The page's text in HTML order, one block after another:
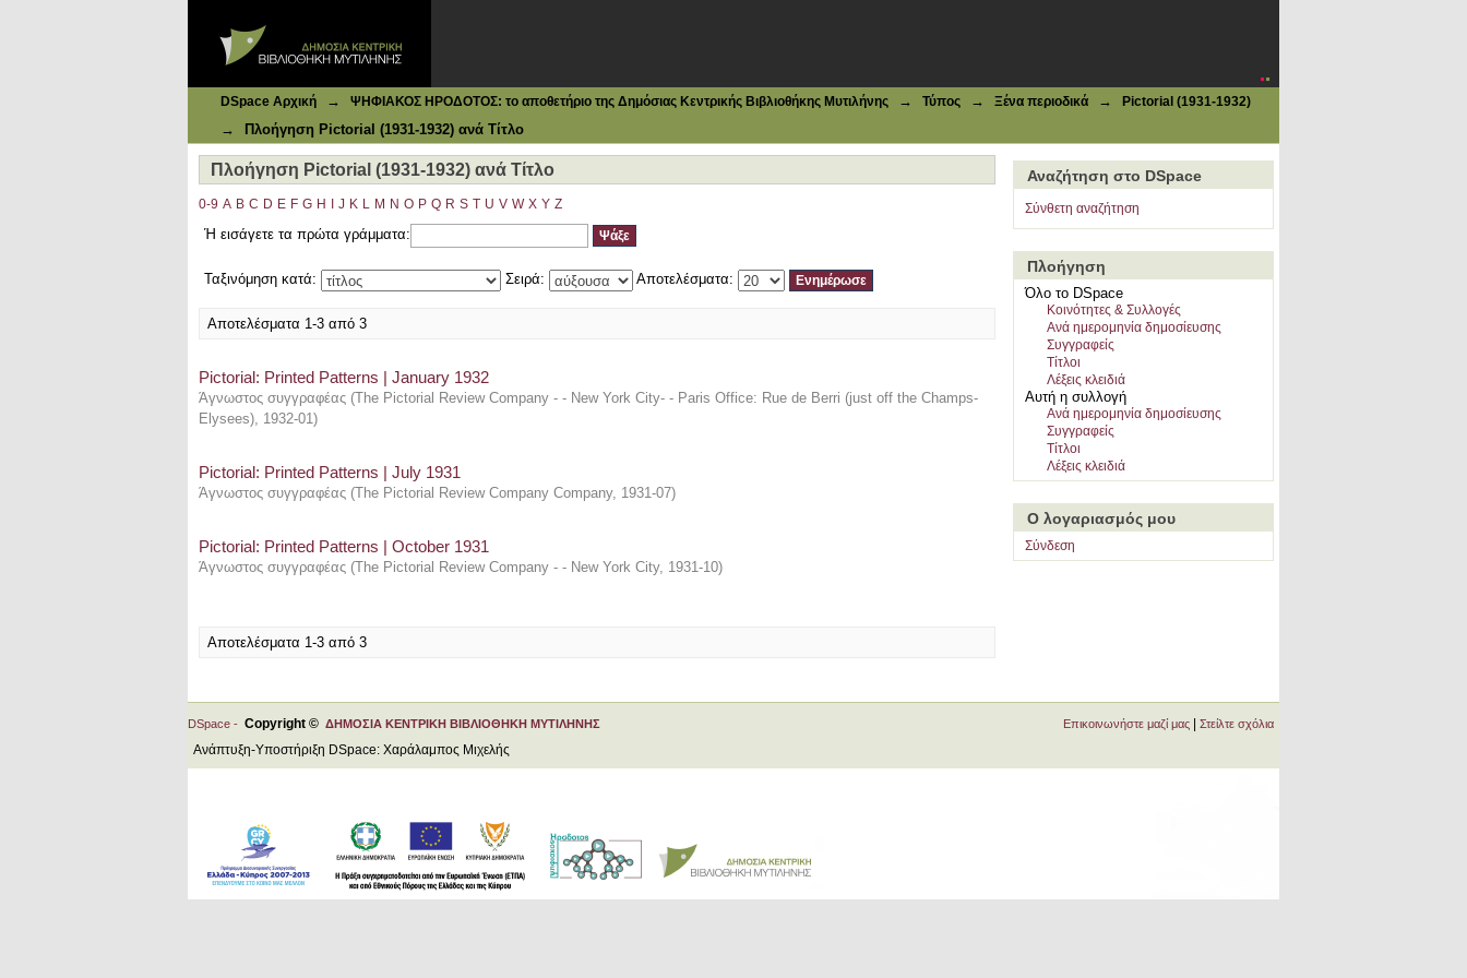
DSpace Αρχική → ΨΗΦΙΑΚΟΣ ΗΡΟΔΟΤΟΣ: το αποθετήριο της Δημόσιας Κεντρικής Βιβλιοθήκης Μυτιλήνης → Τύπος → Ξένα περιοδικά → Pictorial (1931-1932)
→ Πλοήγηση Pictorial (1931-1932) ανά Τίτλο
Πλοήγηση Pictorial (1931-1932) ανά Τίτλο
0-9 A B C D E F G H J K L M N O P Q R S T U V W X Y Z
Ή εισάγετε τα πρώτα γράμματα:
Ταξινόμηση κατά: Σειρά: Αποτελέσματα:
Αποτελέσματα 1-3 από 3
Pictorial: Printed Patterns | January 1932
Άγνωστος συγγραφέας (The Pictorial Review Company - - New York City- - Paris Office: Rue de Berri (just off the Champs-
Elysees), 1932-01)
Pictorial: Printed Patterns | July 1931
Άγνωστος συγγραφέας (The Pictorial Review Company Company, 1931-07)
Pictorial: Printed Patterns | October 1931
Άγνωστος συγγραφέας (The Pictorial Review Company - - New York City, 1931-10)
Αποτελέσματα 1-3 από 3
Αναζήτηση στο DSpace
Σύνθετη αναζήτηση
Πλοήγηση
Όλο το DSpace
Κοινότητες & Συλλογές
Ανά ημερομηνία δημοσίευσης
Συγγραφείς
Τίτλοι
Λέξεις κλειδιά
Αυτή η συλλογή
Ανά ημερομηνία δημοσίευσης
Συγγραφείς
Τίτλοι
Λέξεις κλειδιά
Ο λογαριασμός μου
Σύνδεση
DSpace - Copyright © ΔΗΜΟΣΙΑ ΚΕΝΤΡΙΚΗ ΒΙΒΛΙΟΘΗΚΗ ΜΥΤΙΛΗΝΗΣ
Ανάπτυξη-Υποστήριξη DSpace: Χαράλαμπος Μιχελής
Επικοινωνήστε μαζί μας Στείλτε σχόλια